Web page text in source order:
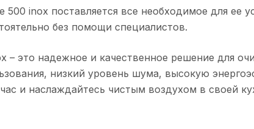
500 inox поставляется все необходимое для ее
без помощи специалистов.
– это надежное и качественное решение для
низкий уровень шума, высокую
и наслаждайтесь чистым воздухом в своей